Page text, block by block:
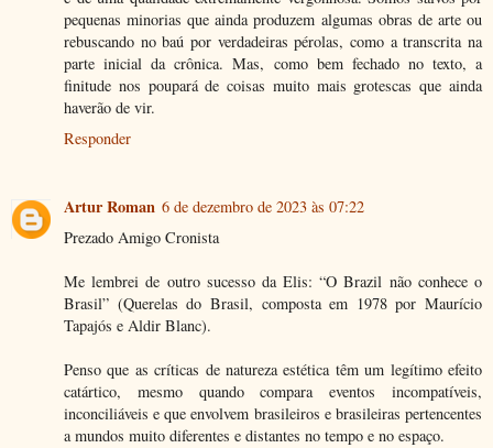
pequenas minorias que ainda produzem algumas obras de arte ou
rebuscando no baú por verdadeiras pérolas, como a transcrita na
parte inicial da crônica. Mas, como bem fechado no texto, a
finitude nos poupará de coisas muito mais grotescas que ainda
haverão de vir.
Responder
Artur Roman 6 de dezembro de 2023 às 07:22
Prezado Amigo Cronista
Me lembrei de outro sucesso da Elis: “O Brazil não conhece o
Brasil” (Querelas do Brasil, composta em 1978 por Maurício
Tapajós e Aldir Blanc).
Penso que as críticas de natureza estética têm um legítimo efeito
catártico, mesmo quando compara eventos incompatíveis,
inconciliáveis e que envolvem brasileiros e brasileiras pertencentes
a mundos muito diferentes e distantes no tempo e no espaço.